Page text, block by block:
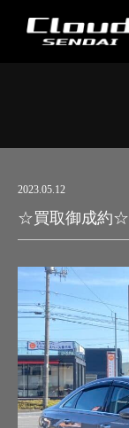
2023.05.12
☆買取御成約☆